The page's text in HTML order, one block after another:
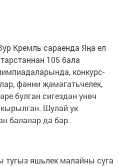
Кремль сараенда Яңа ел
105 бала
конкурс-
фәнни җәмәгатьчелек,
булган сигездән унөч
Шулай ук
балалар да бар.
яшьлек малайны суга